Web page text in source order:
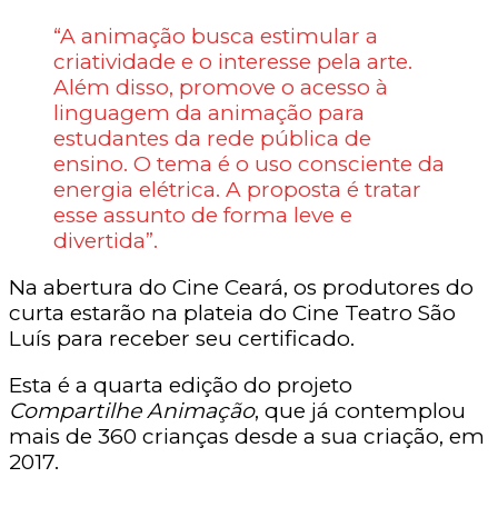
“A animação busca estimular a
criatividade e o interesse pela arte.
Além disso, promove o acesso à
linguagem da animação para
estudantes da rede pública de
ensino. O tema é o uso consciente da
energia elétrica. A proposta é tratar
esse assunto de forma leve e
divertida”.
Na abertura do Cine Ceará, os produtores do
curta estarão na plateia do Cine Teatro São
Luís para receber seu certificado.
Esta é a quarta edição do projeto
Compartilhe Animação, que já contemplou
mais de 360 crianças desde a sua criação, em
2017.